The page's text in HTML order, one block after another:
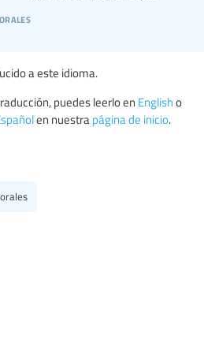
a este idioma.
puedes leerlo en English o
en nuestra página de inicio.